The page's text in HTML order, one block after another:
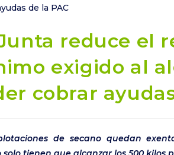
reduce el
exigido al
cobrar
de secano quedan